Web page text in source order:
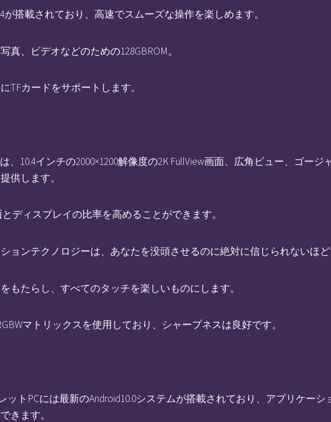
が搭載されており、高速でスムーズな操作を楽しめます。
、ビデオなどのための128GBROM。
TFカードをサポートします。
は、10.4インチの2000×1200解像度の2K FullView画面、広角ビュー、ゴー
供します。
ディスプレイの比率を高めることができます。
ョンテクノロジーは、あなたを没頭させるのに絶対に信じられないほど
もたらし、すべてのタッチを楽しいものにします。
マトリックスを使用しており、シャープネスは良好です。
ットPCには最新のAndroid10.0システムが搭載されており、アプリケー
きます。